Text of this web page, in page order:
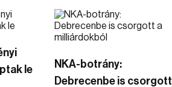
le
NKA-botrány:
Debrecenbe is csorgott